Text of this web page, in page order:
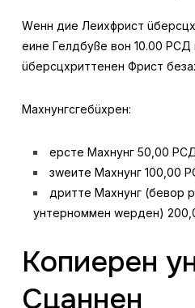
Wенн дие Леихфрист
еине Гелдбуßе вон 10.00 РСД
üберсцхриттенен Фрист
Махнунгсгебüхрен:
ерсте Махнунг 50,00
зwеите Махнунг 100,00
дритте Махнунг (бевор
унтерноммен wерден)
Копиерен
Сцаннен